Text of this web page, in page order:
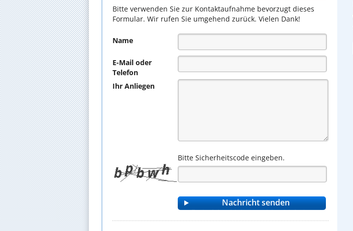
Bitte verwenden Sie zur Kontaktaufnahme bevorzugt dieses
Formular. Wir rufen Sie umgehend zurück. Vielen Dank!
Name
E-Mail oder
Telefon
Ihr Anliegen
Bitte Sicherheitscode eingeben.